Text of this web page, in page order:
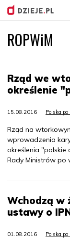
ROPWiM
Rząd we
określenie
15.08.2016 Polska
Rząd na
wprowadzenia
określenia "polskie
Rady Ministrów po
Wchodzą w
ustawy o
01.08.2016 Polska